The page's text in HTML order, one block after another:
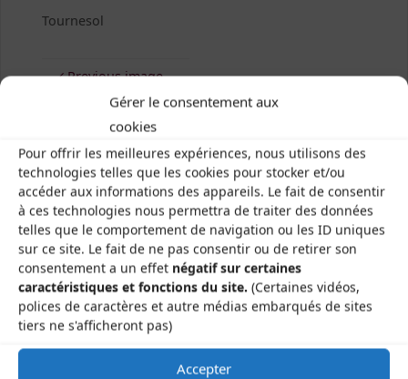
Gérer le consentement aux
cookies
Pour offrir les meilleures expériences, nous utilisons des
technologies telles que les cookies pour stocker et/ou
accéder aux informations des appareils. Le fait de consentir
à ces technologies nous permettra de traiter des données
telles que le comportement de navigation ou les ID uniques
sur ce site. Le fait de ne pas consentir ou de retirer son
consentement a un effet négatif sur certaines
caractéristiques et fonctions du site. (Certaines vidéos,
polices de caractères et autre médias embarqués de sites
tiers ne s'afficheront pas)
Accepter
Tournesol
Previous image
Next image
Les Brayauds-CDMDT63
Le Gamounet
40 rue de la République
63200 Saint-Bonnet-près-Riom